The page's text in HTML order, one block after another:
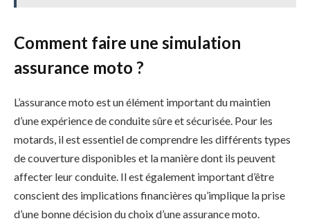
Comment faire une simulation
assurance moto ?
L’assurance moto est un élément important du maintien
d’une expérience de conduite sûre et sécurisée. Pour les
motards, il est essentiel de comprendre les différents types
de couverture disponibles et la manière dont ils peuvent
affecter leur conduite. Il est également important d’être
conscient des implications financières qu’implique la prise
d’une bonne décision du choix d’une assurance moto.